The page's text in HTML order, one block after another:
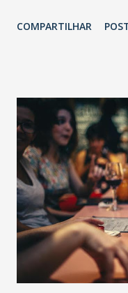
COMPARTILHAR